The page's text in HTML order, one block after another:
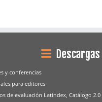
Descargas
y conferencias
para editores
de evaluación Latindex, Catálogo 2.0